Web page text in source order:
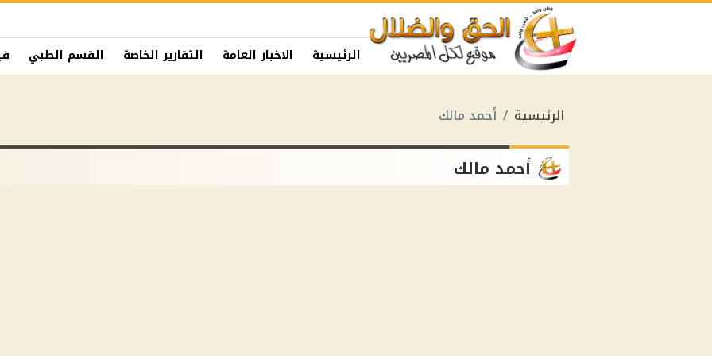
الرئيسية الاخبار العامة التقارير الخاصة القسم الطبي
الرئيسية أحمد مالك
أحمد مالك